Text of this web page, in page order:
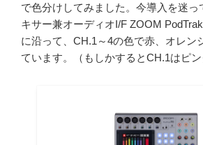
で色分けしてみました。今導入を迷っ
キサー兼オーディオI/F ZOOM
に沿って、CH.1～4の色で赤、オレン
ています。（もしかするとCH.1はピン